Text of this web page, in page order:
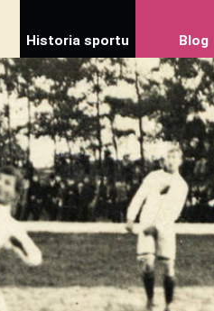
Historia sportu Blog